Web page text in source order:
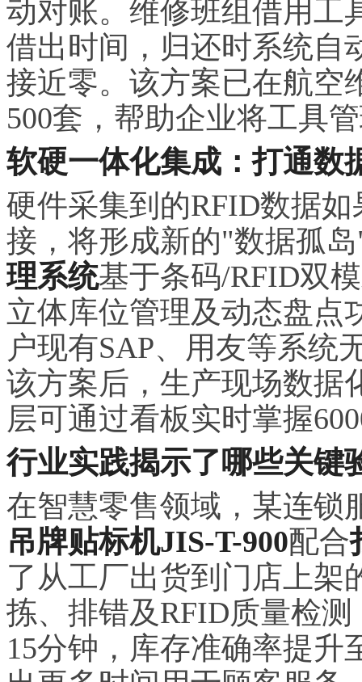
动对账。维修班组借用工
借出时间，归还时系统自
接近零。该方案已在航空
500套，帮助企业将工具
软硬一体化集成：打通数
硬件采集到的RFID数据
接，将形成新的"数据孤
理系统基于条码/RFID双
立体库位管理及动态盘点
户现有SAP、用友等系统
该方案后，生产现场数据
层可通过看板实时掌握
行业实践揭示了哪些关键
在智慧零售领域，某连锁
吊牌贴标机JIS-T-900配合
了从工厂出货到门店上架
拣、排错及RFID质量检
15分钟，库存准确率提升